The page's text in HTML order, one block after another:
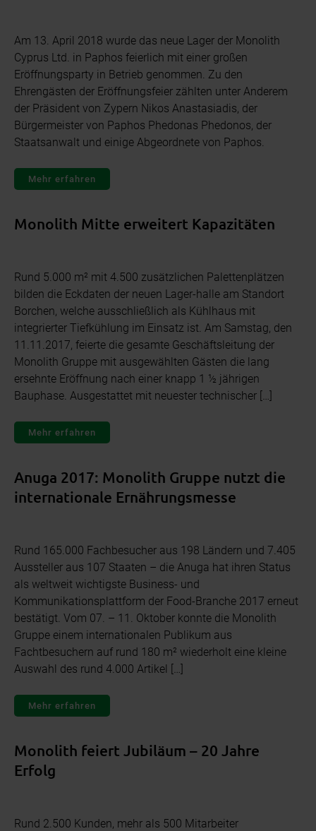
Am 13. April 2018 wurde das neue Lager der Monolith
Cyprus Ltd. in Paphos feierlich mit einer großen
Eröffnungsparty in Betrieb genommen. Zu den
Ehrengästen der Eröffnungsfeier zählten unter Anderem
der Präsident von Zypern Nikos Anastasiadis, der
Bürgermeister von Paphos Phedonas Phedonos, der
Staatsanwalt und einige Abgeordnete von Paphos.
Mehr erfahren
Monolith Mitte erweitert Kapazitäten
Rund 5.000 m² mit 4.500 zusätzlichen Palettenplätzen
bilden die Eckdaten der neuen Lager-halle am Standort
Borchen, welche ausschließlich als Kühlhaus mit
integrierter Tiefkühlung im Einsatz ist. Am Samstag, den
11.11.2017, feierte die gesamte Geschäftsleitung der
Monolith Gruppe mit ausgewählten Gästen die lang
ersehnte Eröffnung nach einer knapp 1 ½ jährigen
Bauphase. Ausgestattet mit neuester technischer […]
Mehr erfahren
Anuga 2017: Monolith Gruppe nutzt die
internationale Ernährungsmesse
Rund 165.000 Fachbesucher aus 198 Ländern und 7.405
Aussteller aus 107 Staaten – die Anuga hat ihren Status
als weltweit wichtigste Business- und
Kommunikationsplattform der Food-Branche 2017 erneut
bestätigt. Vom 07. – 11. Oktober konnte die Monolith
Gruppe einem internationalen Publikum aus
Fachtbesuchern auf rund 180 m² wiederholt eine kleine
Auswahl des rund 4.000 Artikel […]
Mehr erfahren
Monolith feiert Jubiläum – 20 Jahre
Erfolg
Rund 2.500 Kunden, mehr als 500 Mitarbeiter